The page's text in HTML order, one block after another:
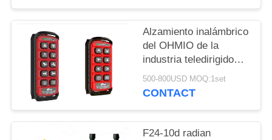
Alzamiento inalámbrico
del OHMIO de la
industria teledirigido
para la grúa de arriba
del EOT de la grúa de
500-800USD MOQ:1set
CONTACT
F24-10d radian